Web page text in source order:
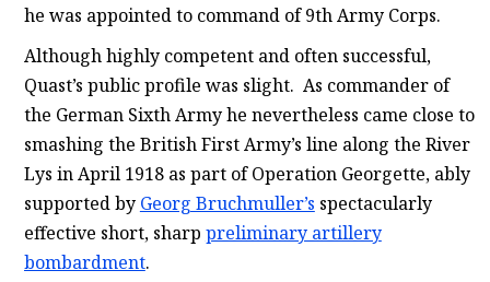
he was appointed to command of 9th Army Corps.
Although highly competent and often successful,
Quast’s public profile was slight. As commander of
the German Sixth Army he nevertheless came close to
smashing the British First Army’s line along the River
Lys in April 1918 as part of Operation Georgette, ably
supported by Georg Bruchmuller’s spectacularly
effective short, sharp preliminary artillery
bombardment.